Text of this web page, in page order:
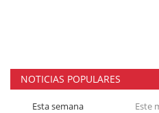
NOTICIAS POPULARES
Esta semana Este